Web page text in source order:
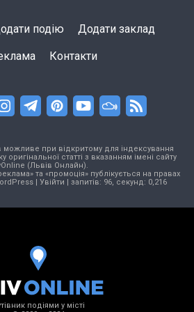
подію Додати заклад
Контакти
можливе при відкритому для індексування
оригінальної статті з вказанням імені сайту
(Львів Онлайн).
та «промоція» публікується на правах
| Увійти | запитів: 96, секунд: 0,216
подіями у місті